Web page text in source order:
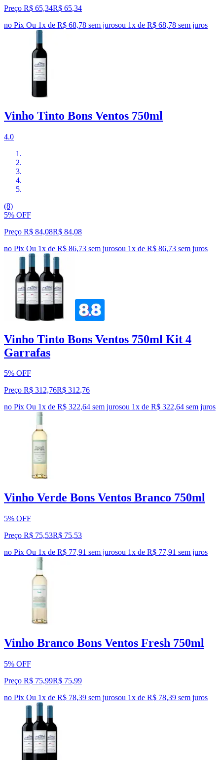
Preço R$ 65,34R$ 65,34
no Pix Ou 1x de R$ 68,78 sem jurosou 1x de R$ 68,78 sem juros
Vinho Tinto Bons Ventos 750ml
4.0
(8)
5% OFF
Preço R$ 84,08R$ 84,08
no Pix Ou 1x de R$ 86,73 sem jurosou 1x de R$ 86,73 sem juros
Vinho Tinto Bons Ventos 750ml Kit 4
Garrafas
5% OFF
Preço R$ 312,76R$ 312,76
no Pix Ou 1x de R$ 322,64 sem jurosou 1x de R$ 322,64 sem juros
Vinho Verde Bons Ventos Branco 750ml
5% OFF
Preço R$ 75,53R$ 75,53
no Pix Ou 1x de R$ 77,91 sem jurosou 1x de R$ 77,91 sem juros
Vinho Branco Bons Ventos Fresh 750ml
5% OFF
Preço R$ 75,99R$ 75,99
no Pix Ou 1x de R$ 78,39 sem jurosou 1x de R$ 78,39 sem juros